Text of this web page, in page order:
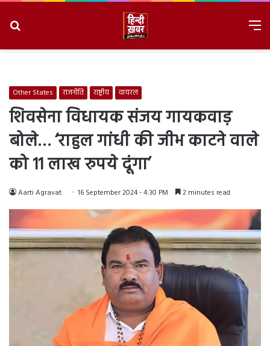
Other States राजनीति राष्ट्रीय वायरल
शिवसेना विधायक संजय गायकवाड़
बोले… ‘राहुल गांधी की जीभ काटने वाले
को 11 लाख रुपये दूंगा’
Aarti Agravat 16 September 2024 - 4:30 PM 2 minutes read